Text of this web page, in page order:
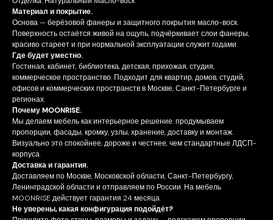
Материал и покрытие.
Основа — берёзовой фанеры и защитного покрытия масло-воск.
Поверхность остаётся живой на ощупь, подчёркивает слои фанеры,
красиво стареет и при нормальной эксплуатации служит годами.
Где будет уместно.
Гостиная, кабинет, библиотека, детская, прихожая, студия,
коммерческое пространство. Подходит для квартир, домов, студий,
офисов и коммерческих пространств в Москве, Санкт-Петербурге и
регионах.
Почему MOONRISE.
Мы делаем мебель как интерьерное решение: продумываем
пропорции, фасады, кромку, узлы, хранение, доставку и монтаж.
Визуально это спокойнее, дороже и честнее, чем стандартные ЛДСП-
корпуса.
Доставка и гарантия.
Доставляем по Москве, Московской области, Санкт-Петербургу,
Ленинградской области и отправляем по России. На мебель
MOONRISE действует гарантия 24 месяца.
Не уверены, какая конфигурация подойдёт?